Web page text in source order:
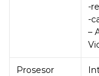
-
-
–
Prosesor